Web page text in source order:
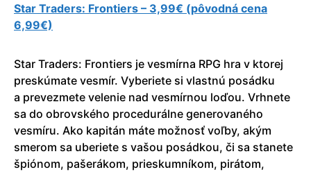
Star Traders: Frontiers – 3,99€ (pôvodná cena
6,99€)
Star Traders: Frontiers je vesmírna RPG hra v ktorej
preskúmate vesmír. Vyberiete si vlastnú posádku
a prevezmete velenie nad vesmírnou loďou. Vrhnete
sa do obrovského procedurálne generovaného
vesmíru. Ako kapitán máte možnosť voľby, akým
smerom sa uberiete s vašou posádkou, či sa stanete
špiónom, pašerákom, prieskumníkom, pirátom,